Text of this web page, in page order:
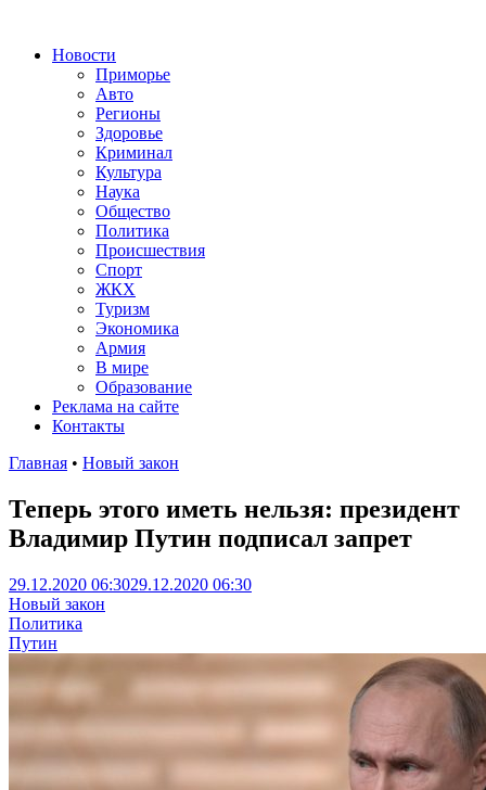
Новости
Приморье
Авто
Регионы
Здоровье
Криминал
Культура
Наука
Общество
Политика
Происшествия
Спорт
ЖКХ
Туризм
Экономика
Армия
В мире
Образование
Реклама на сайте
Контакты
Главная • Новый закон
Теперь этого иметь нельзя: президент
Владимир Путин подписал запрет
29.12.2020 06:3029.12.2020 06:30
Новый закон
Политика
Путин